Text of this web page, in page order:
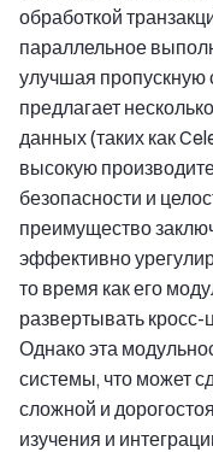
обработкой
параллельное
улучшая пропускную
предлагает
данных (таких как
высокую
безопасности и
преимущество
эффективно
то время как его
развертывать
Однако эта
системы, что может
сложной и
изучения и